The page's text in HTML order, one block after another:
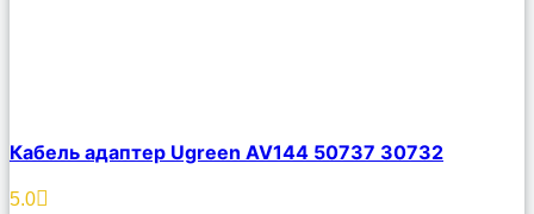
Описание
Избранное
Кабель адаптер Ugreen AV144 50737 30732
5.0